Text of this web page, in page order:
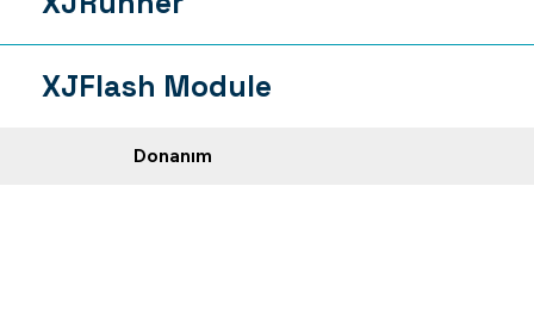
XJFlash Module
Donanım